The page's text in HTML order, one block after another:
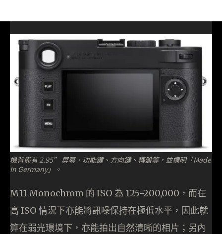
機背備有 2.95” 屏幕、功能鍵、方向鍵、轉盤等，並標明「Made
In Germany」。
M11 Monochrom 的 ISO 為 125-200,000，而在
高 ISO 情況下亦能將訊噪保持在極低水平，因此就
算在弱光環境下，亦能拍出自然清晰的相片；另內